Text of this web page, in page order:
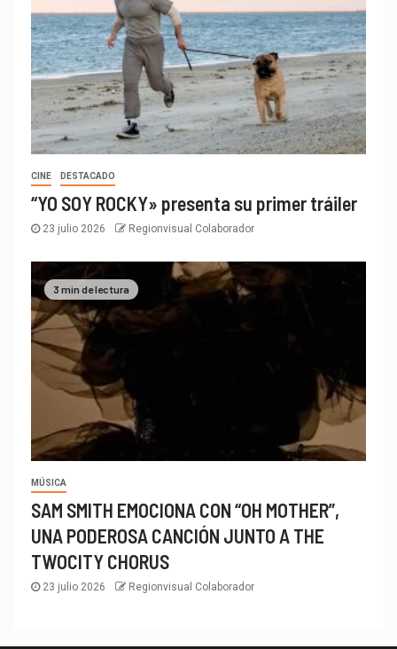
CINE DESTACADO
“YO SOY ROCKY» presenta su primer tráiler
23 julio 2026 Regionvisual Colaborador
3 min de lectura
MÚSICA
SAM SMITH EMOCIONA CON “OH MOTHER”,
UNA PODEROSA CANCIÓN JUNTO A THE
TWOCITY CHORUS
23 julio 2026 Regionvisual Colaborador